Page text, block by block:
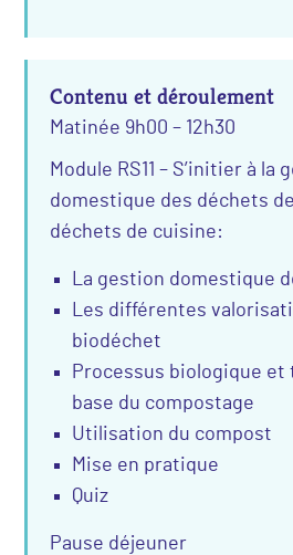
Contenu et déroulement
Matinée 9h00 – 12h30
Module RS11 – S’initier à la
domestique des déchets
déchets de cuisine:
La gestion domestique
Les différentes
biodéchet
Processus biologique et
base du compostage
Utilisation du compost
Mise en pratique
Quiz
Pause déjeuner